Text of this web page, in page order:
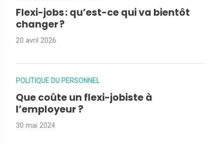
Flexi-jobs : qu’est-ce qui va bientôt
changer ?
20 avril 2026
POLITIQUE DU PERSONNEL
Que coûte un flexi-jobiste à
l’employeur ?
30 mai 2024